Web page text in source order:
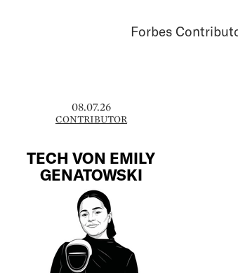
Forbes
08.07.26
CONTRIBUTOR
TECH VON EMILY
GENATOWSKI